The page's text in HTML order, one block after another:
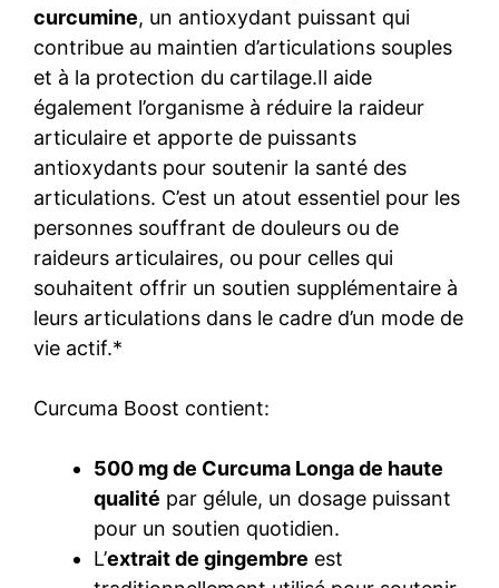
curcumine, un antioxydant puissant qui
contribue au maintien d’articulations souples
et à la protection du cartilage.Il aide
également l’organisme à réduire la raideur
articulaire et apporte de puissants
antioxydants pour soutenir la santé des
articulations. C’est un atout essentiel pour les
personnes souffrant de douleurs ou de
raideurs articulaires, ou pour celles qui
souhaitent offrir un soutien supplémentaire à
leurs articulations dans le cadre d’un mode de
vie actif.*
Curcuma Boost contient:
500 mg de Curcuma Longa de haute
qualité par gélule, un dosage puissant
pour un soutien quotidien.
L’extrait de gingembre est